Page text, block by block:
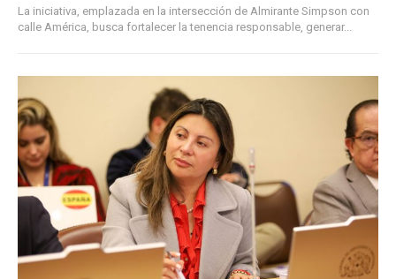
La iniciativa, emplazada en la intersección de Almirante Simpson con
calle América, busca fortalecer la tenencia responsable, generar...